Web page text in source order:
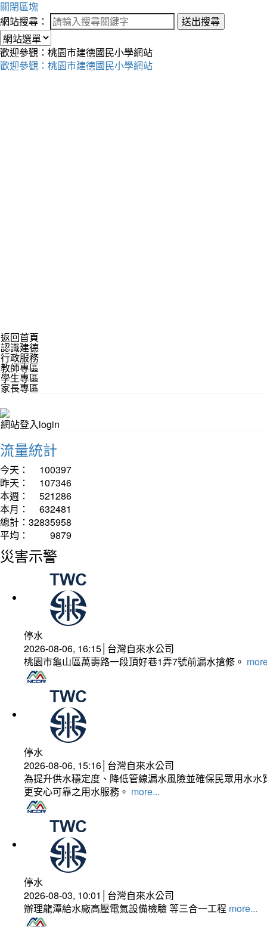
關閉區塊
網站搜尋：
送出搜尋
歡迎參觀：桃園市建德國民小學網站
歡迎參觀：桃園市建德國民小學網站
返回首頁
認識建德
行政服務
教師專區
學生專區
家長專區
網站登入login
流量統計
今天：
100397
昨天：
107346
本週：
521286
本月：
632481
總計： 32835958
平均：
9879
災害示警
停水
2026-08-06, 16:15│台灣自來水公司
桃園市龜山區萬壽路一段頂好巷1弄7號前漏水搶修。
停水
2026-08-06, 15:16│台灣自來水公司
為提升供水穩定度、降低管線漏水風險並確保民眾用水
更安心可靠之用水服務。 more...
停水
2026-08-03, 10:01│台灣自來水公司
辦理龍潭給水廠高壓電氣設備檢驗 等三合一工程 more...